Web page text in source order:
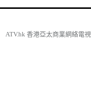
ATV.hk 香港亞太商業網絡電視